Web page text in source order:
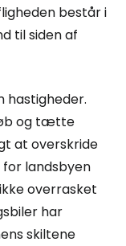
består i
til siden af
hastigheder.
og tætte
at overskride
landsbyen
overrasket
har
skiltene